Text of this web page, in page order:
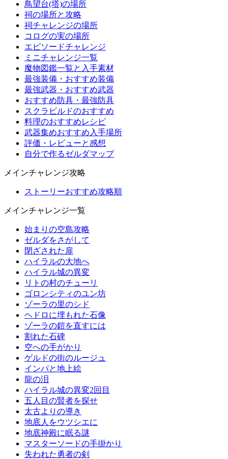
鳥望台(塔)の場所
祠の場所と攻略
祠チャレンジの場所
コログの実の場所
エピソードチャレンジ
ミニチャレンジ一覧
魔物図鑑一覧と入手素材
最強装備・おすすめ装備
最強武器・おすすめ武器
おすすめ防具・最強防具
スクラビルドのおすすめ
料理のおすすめレシピ
武器集めおすすめ入手場所
評価・レビューと感想
自分で作るゼルダマップ
メインチャレンジ攻略
ストーリーおすすめ攻略順
メインチャレンジ一覧
始まりの空島攻略
ゼルダをさがして
閉ざされた扉
ハイラルの大地へ
ハイラル城の異変
リトの村のチューリ
ゴロンシティのユン坊
ゾーラの里のシド
ヘドロに埋もれた石像
ゾーラの鎧を直すには
割れた石碑
空への手がかり
ゲルドの街のルージュ
インパと地上絵
龍の泪
ハイラル城の異変2回目
五人目の賢者を探せ
太古よりの導き
地底人をウツシエに
地底神殿に眠る謎
マスターソードの手掛かり
失われた勇者の剣